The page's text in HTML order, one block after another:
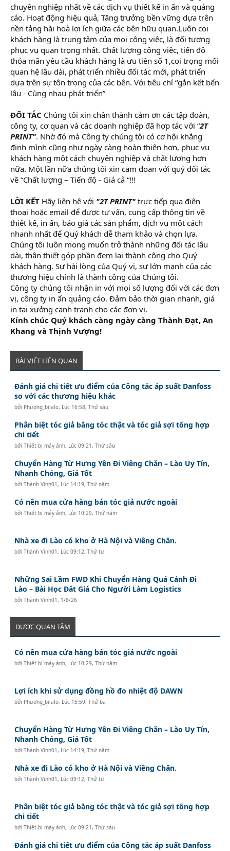
chuyên nghiệp nhất về các dịch vụ thiết kế in ấn và quảng
cáo. Hoạt động hiệu quả, Tăng trưởng bền vững dựa trên
nền tảng hài hoà lợi ích giữa các bên hữu quan.Luôn coi
khách hàng là trung tâm của mọi công việc, là đối tượng
phục vụ quan trọng nhất. Chất lượng công việc, tiến độ
thỏa mãn yêu cầu khách hàng là ưu tiên số 1,coi trọng mối
quan hệ lâu dài, phát triển nhiều đối tác mới, phát triển
dựa trên sự tôn trọng của các bên. Với tiêu chí “gắn kết bển
lâu - Cùng nhau phát triển”
ĐỐI TÁC Chúng tôi xin chân thành cảm ơn các tập đoàn,
công ty, cơ quan và các doanh nghiệp đã hợp tác với “2T
PRINT”. Nhờ đó mà Công ty chúng tôi có cơ hội khẳng
định mình cũng như ngày càng hoàn thiện hơn, phục vụ
khách hàng một cách chuyên nghiệp và chất lượng hơn
nữa. Một lần nữa chúng tôi xin cam đoan với quý đối tác
về “Chất lượng – Tiến độ - Giá cả “!!!
LỜI KẾT Hãy liên hệ với "2T PRINT" trực tiếp qua điện
thoại hoặc email để được tư vấn, cung cấp thông tin về
thiết kế, in ấn, báo giá các sản phẩm, dịch vụ một cách
nhanh nhất để Quý khách dễ tham khảo và chọn lựa.
Chúng tôi luôn mong muốn trở thành những đối tác lâu
dài, thân thiết góp phần đem lại thành công cho Quý
khách hàng. Sự hài lòng của Quý vị, sự lớn mạnh của các
thương hiệu chính là thành công của Chúng tôi.
Công ty chúng tôi nhận in với mọi số lượng đối với các đơn
vị, công ty in ấn quảng cáo. Đảm bảo thời gian nhanh, giá
in tại xưởng cạnh tranh cho các đơn vị.
Kính chúc Quý khách càng ngày càng Thành Đạt, An
Khang và Thịnh Vượng!
BÀI VIẾT LIÊN QUAN
Đánh giá chi tiết ưu điểm của Công tắc áp suất Danfoss
so với các thương hiệu khác
bởi Phương_bilalo, Lúc 16:58, Thứ sáu
Phân biệt tóc giả bằng tóc thật và tóc giả sợi tổng hợp
chi tiết
bởiThiết bị máy ảnh, Lúc 09:21, Thứ sáu
Chuyển Hàng Từ Hưng Yên Đi Viêng Chăn – Lào Uy Tín,
Nhanh Chóng, Giá Tốt
bởiThành Vinh01 , Lúc 14:19, Thứ năm
Có nên mua cửa hàng bán tóc giả nước ngoài
bởiThiết bị máy ảnh, Lúc 10:29, Thứ năm
Nhà xe đi Lào có kho ở Hà Nội và Viêng Chăn.
bởiThành Vinh01 , Lúc 09:12, Thứ tư
Những Sai Lầm FWD Khi Chuyển Hàng Quá Cảnh Đi
Lào – Bài Học Đắt Giá Cho Người Làm Logistics
bởiThành Vinh01 , 1/8/26
ĐƯỢC QUAN TÂM
Có nên mua cửa hàng bán tóc giả nước ngoài
bởiThiết bị máy ảnh, Lúc 10:29, Thứ năm
Lợi ích khi sử dụng đồng hồ đo nhiệt độ DAWN
bởi Phương_bilalo, Lúc 15:59, Thứ ba
Chuyển Hàng Từ Hưng Yên Đi Viêng Chăn – Lào Uy Tín,
Nhanh Chóng, Giá Tốt
bởiThành Vinh01 , Lúc 14:19, Thứ năm
Nhà xe đi Lào có kho ở Hà Nội và Viêng Chăn.
bởiThành Vinh01 , Lúc 09:12, Thứ tư
Phân biệt tóc giả bằng tóc thật và tóc giả sợi tổng hợp
chi tiết
bởiThiết bị máy ảnh, Lúc 09:21, Thứ sáu
Đánh giá chi tiết ưu điểm của Công tắc áp suất Danfoss